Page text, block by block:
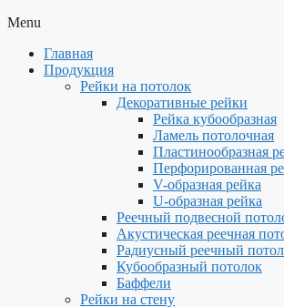
Menu
Главная
Продукция
Рейки на потолок
Декоративные рейки
Рейка кубообразная
Ламель потолочная
Пластинообразная
Перфорированная
V-образная рейка
U-образная рейка
Реечный подвесной
Акустическая реечная
Радиусный реечный
Кубообразный потолок
Баффели
Рейки на стену